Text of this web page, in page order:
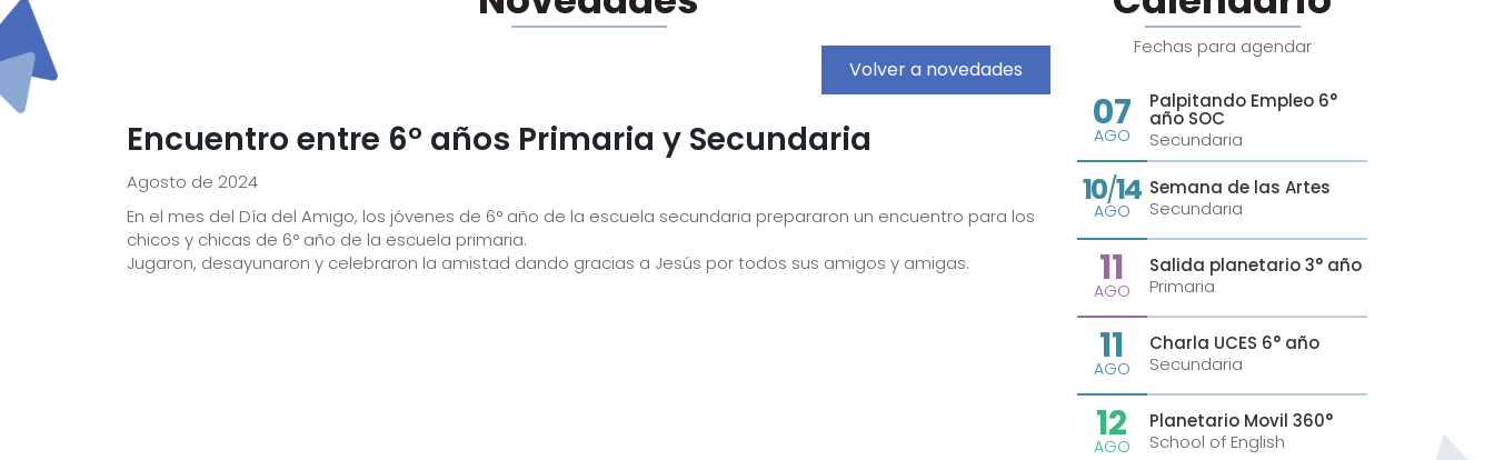
Volver a novedades
Encuentro entre 6° años Primaria y Secundaria
Agosto de 2024
En el mes del Día del Amigo, los jóvenes de 6° año de la escuela secundaria prepararon un encuentro para los
chicos y chicas de 6° año de la escuela primaria.
Jugaron, desayunaron y celebraron la amistad dando gracias a Jesús por todos sus amigos y amigas.
Fechas para agendar
07
AGO
Palpitando Empleo 6°
año SOC
Secundaria
10/14
AGO
Semana de las Artes
Secundaria
11
AGO
Salida planetario 3° año
Primaria
11
AGO
Charla UCES 6° año
Secundaria
12
AGO
Planetario Movil 360°
School of English